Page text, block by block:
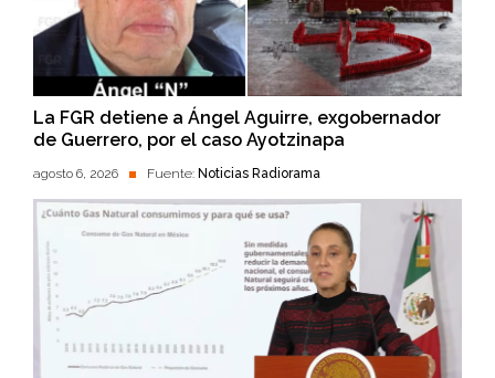
La FGR detiene a Ángel Aguirre, exgobernador
de Guerrero, por el caso Ayotzinapa
agosto 6, 2026 Fuente: Noticias Radiorama